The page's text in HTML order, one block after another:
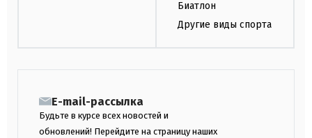
Биатлон
Другие виды спорта
E-mail-рассылка
Будьте в курсе всех новостей и
обновлений! Перейдите на страницу наших